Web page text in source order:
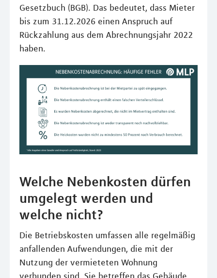
Gesetzbuch (BGB). Das bedeutet, dass Mieter
bis zum 31.12.2026 einen Anspruch auf
Rückzahlung aus dem Abrechnungsjahr 2022
haben.
Welche Nebenkosten dürfen
umgelegt werden und
welche nicht?
Die Betriebskosten umfassen alle regelmäßig
anfallenden Aufwendungen, die mit der
Nutzung der vermieteten Wohnung